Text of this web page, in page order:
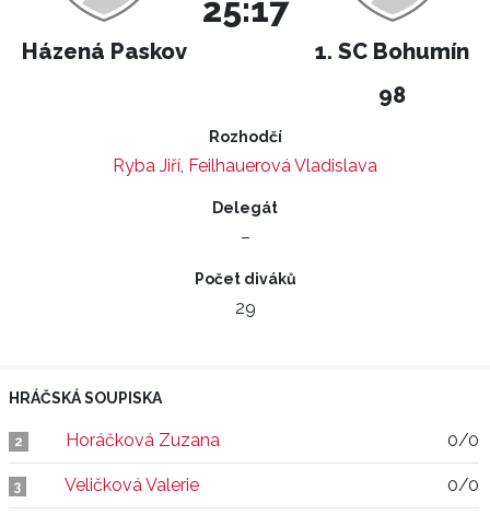
Házená Paskov
25:17
1. SC Bohumín
98
Rozhodčí
Ryba Jiří, Feilhauerová Vladislava
Delegát
–
Počet diváků
29
HRÁČSKÁ SOUPISKA
2 Horáčková Zuzana 0/0
3 Veličková Valerie 0/0